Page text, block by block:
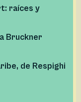
raíces y
Bruckner
de Respighi